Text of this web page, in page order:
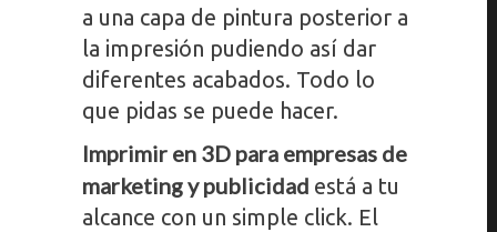
a una capa de pintura posterior a
la impresión pudiendo así dar
diferentes acabados. Todo lo
que pidas se puede hacer.
Imprimir en 3D para empresas de
marketing y publicidad está a tu
alcance con un simple click. El